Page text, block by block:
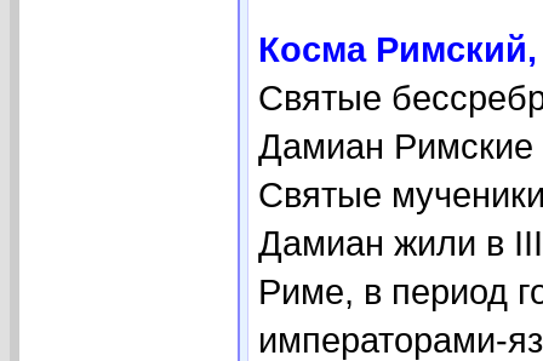
Косма
Святые
Дамиан Римские
Святые
Дамиан жили в
Риме, в период
императорами-